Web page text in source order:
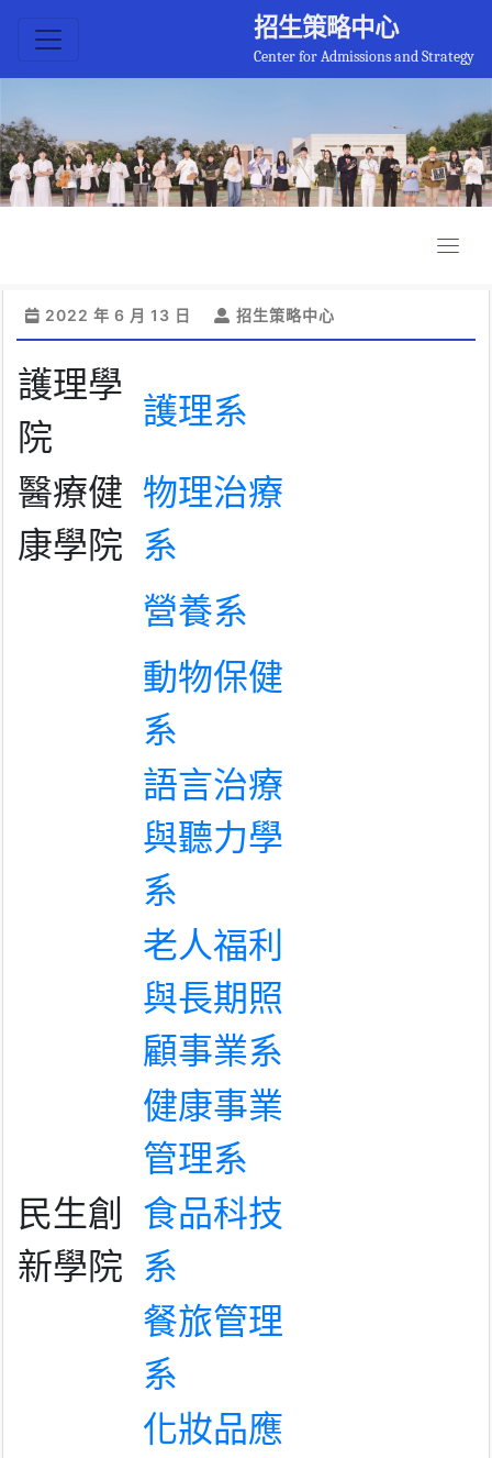
招生策略中心
Center for Admissions and Strategy
2022 年 6 月 13 日 招生策略中心
護理學
院
護理系
醫療健
康學院
物理治療
系
營養系
動物保健
系
語言治療
與聽力學
系
老人福利
與長期照
顧事業系
健康事業
管理系
民生創
新學院
食品科技
系
餐旅管理
系
化妝品應